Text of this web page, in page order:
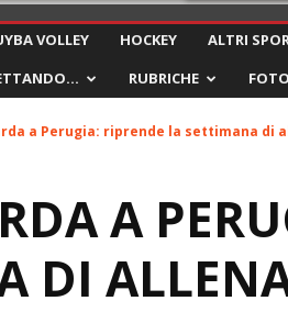
VOLLEY HOCKEY ALTRI
RUBRICHE
a Perugia: riprende la settimana di
A
DI